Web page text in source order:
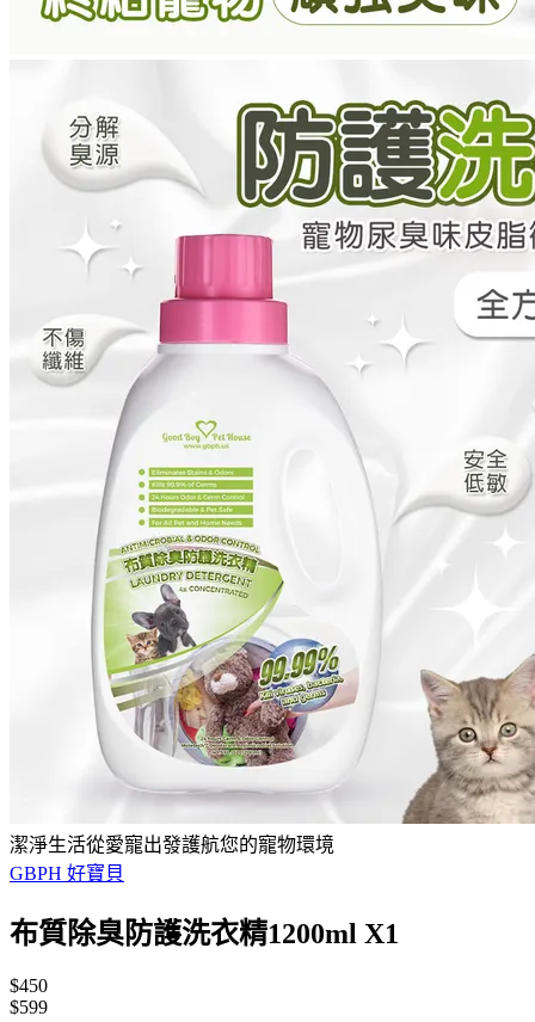
潔淨生活從愛寵出發護航您的寵物環境
GBPH 好寶貝
布質除臭防護洗衣精1200ml X1
$450
$599